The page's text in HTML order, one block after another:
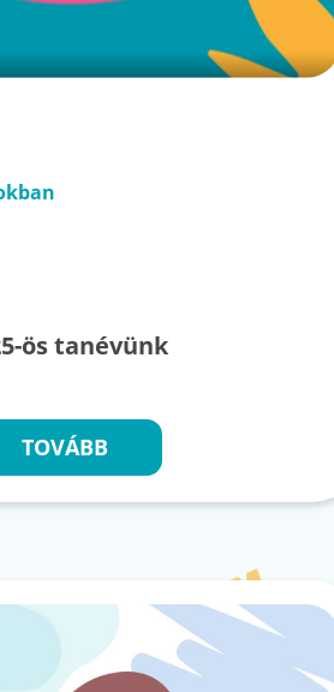
ös tanévünk
TOVÁBB